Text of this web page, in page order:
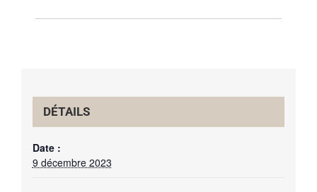
DÉTAILS
Date :
9 décembre 2023